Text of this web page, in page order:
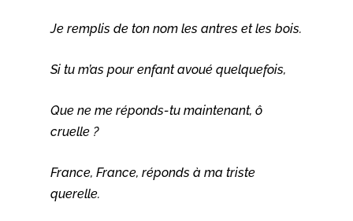
Je remplis de ton nom les antres et les bois.
Si tu m’as pour enfant avoué quelquefois,
Que ne me réponds-tu maintenant, ô
cruelle ?
France, France, réponds à ma triste
querelle.